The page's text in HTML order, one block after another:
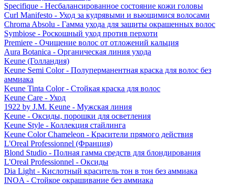
Specifique - Несбалансированное состояние кожи головы
Curl Manifesto - Уход за кудрявыми и вьющимися волосами
Chroma Absolu - Гамма ухода для защиты окрашенных волос
Symbiose - Роскошный уход против перхоти
Premiere - Очищение волос от отложений кальция
Aura Botanica - Органическая линия ухода
Keune (Голландия)
Keune Semi Color - Полуперманентная краска для волос без
аммиака
Keune Tinta Color - Стойкая краска для волос
Keune Care - Уход
1922 by J.M. Keune - Мужская линия
Keune - Оксиды, порошки для осветления
Keune Style - Коллекция стайлинга
Keune Color Chameleon - Красители прямого действия
L'Oreal Professionnel (Франция)
Blond Studio - Полная гамма средств для блондирования
L'Oreal Professionnel - Оксиды
Dia Light - Кислотный краситель тон в тон без аммиака
INOA - Стойкое окрашивание без аммиака